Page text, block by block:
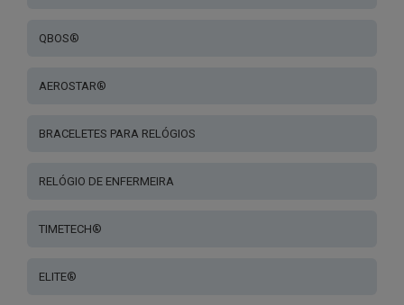
QBOS®
AEROSTAR®
BRACELETES PARA RELÓGIOS
RELÓGIO DE ENFERMEIRA
TIMETECH®
ELITE®